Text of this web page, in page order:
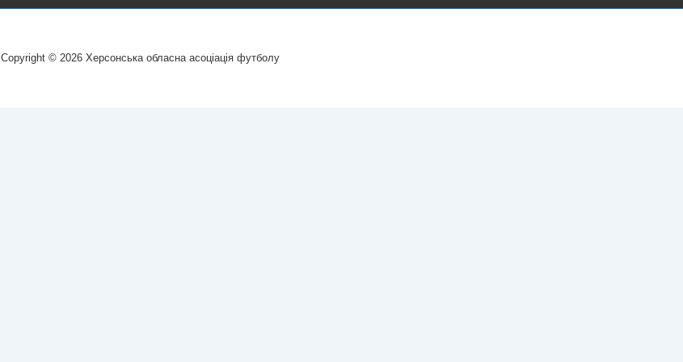
Copyright © 2026 Херсонська обласна асоціація футболу